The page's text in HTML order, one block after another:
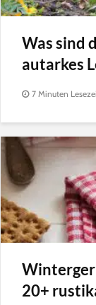
Was sind
autarkes
7 Minuten
20+